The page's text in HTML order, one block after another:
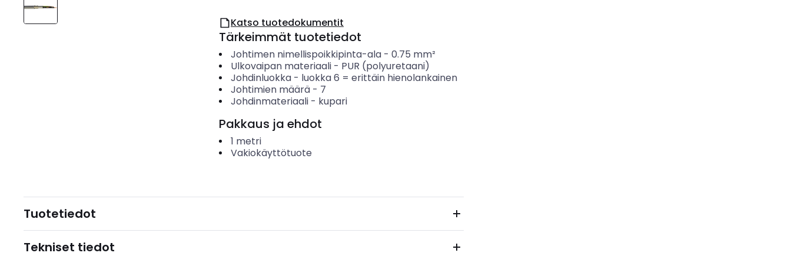
Katso tuotedokumentit
Tärkeimmät tuotetiedot
Johtimen nimellispoikkipinta-ala- 0.75 mm²
Ulkovaipan materiaali- PUR (polyuretaani)
Johdinluokka- luokka 6 = erittäin hienolankainen
Johtimien määrä- 7
Johdinmateriaali- kupari
Pakkaus ja ehdot
1 metri
Vakiokäyttötuote
Tuotetiedot
Tekniset tiedot